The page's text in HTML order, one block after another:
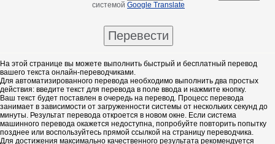
системой Google Translate
На этой странице вы можете выполнить быстрый и бесплатный перевод
вашего текста онлайн-переводчиками.
Для автоматизированного перевода необходимо выполнить два простых
действия: введите текст для перевода в поле ввода и нажмите кнопку.
Ваш текст будет поставлен в очередь на перевод. Процесс перевода
занимает в зависимости от загруженности системы от нескольких секунд до
минуты. Результат перевода откроется в новом окне. Если система
машинного перевода окажется недоступна, попробуйте повторить попытку
позднее или воспользуйтесь прямой ссылкой на страницу переводчика.
Для достижения максимально качественного результата рекомендуется